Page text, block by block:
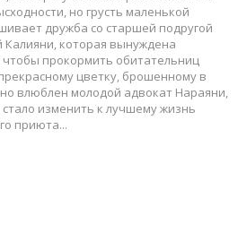
но грусть маленькой
дружба со старшей подругой
Калияни, которая вынуждена
чтобы прокормить обитательниц
цветку, брошенному в
влюблен молодой адвокат Нараяни,
изменить к лучшему жизнь
приюта...